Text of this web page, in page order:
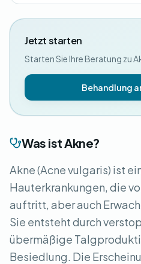
Was ist Akne?
Akne (Acne vulgaris) ist
Hauterkrankungen, die
auftritt, aber auch
Sie entsteht durch
übermäßige
Besiedlung. Die
Jetzt starten
Starten Sie Ihre Beratung zu
Behandlung